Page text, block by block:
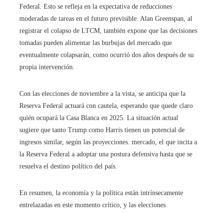
Federal. Esto se refleja en la expectativa de reducciones
moderadas de tareas en el futuro previsible. Alan Greenspan, al
registrar el colapso de LTCM, también expone que las decisiones
tomadas pueden alimentar las burbujas del mercado que
eventualmente colapsarán, como ocurrió dos años después de su
propia intervención.
Con las elecciones de noviembre a la vista, se anticipa que la
Reserva Federal actuará con cautela, esperando que quede claro
quién ocupará la Casa Blanca en 2025. La situación actual
sugiere que tanto Trump como Harris tienen un potencial de
ingresos similar, según las proyecciones. mercado, el que incita a
la Reserva Federal a adoptar una postura defensiva hasta que se
resuelva el destino político del país.
En resumen, la economía y la política están intrínsecamente
entrelazadas en este momento crítico, y las elecciones